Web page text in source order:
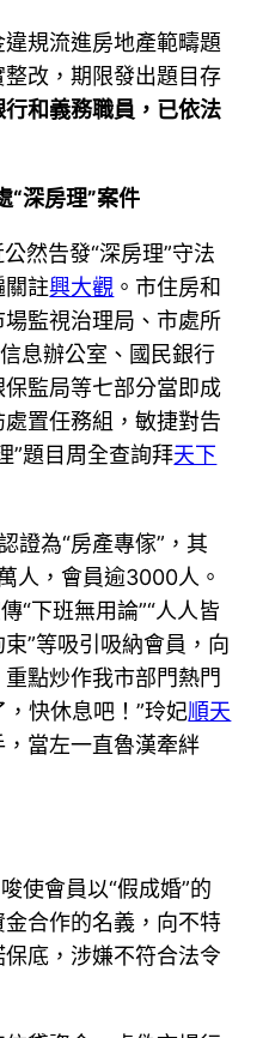
規流進房地產範疇題
改，期限發出題目存
和義務職員，已依法
“深房理”案件
然告發“深房理”守法
關註興大觀 。市住房和
監視治理局、市處所
息辦公室、國民銀行
監局等七部分當即成
處置任務組，敏捷對告
”題目周全查詢拜天下
證為“房產專傢”，其
人，會員逾3000人。
“下班無用論”“人人皆
”等吸引吸納會員，向
點炒作我市部門熱門
快休息吧！”玲妃順天
當左一直魯漢牽絆
使會員以“假成婚”的
合作的名義，向不特
底，涉嫌不符合法令